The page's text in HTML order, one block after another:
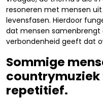
resoneren met mensen
levensfasen. Hierdoor
dat mensen samenbrengt
verbondenheid geeft dat
Sommige
repetitief.